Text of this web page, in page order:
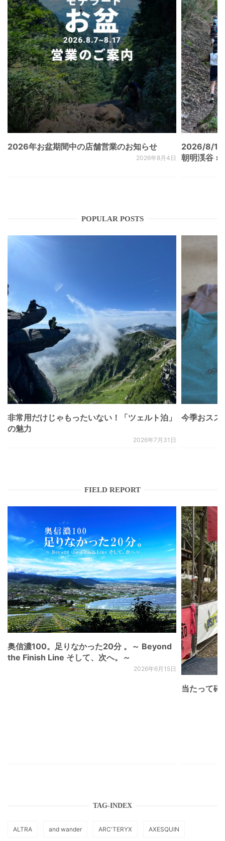
2026年お盆期間中の店舗営業のお知らせ
2026年8月4日
2026/8/
朝明渓谷 ×
POPULAR POSTS
非常用だけじゃもったいない！「ツェルト泊」
の魅力
2026年7月31日
今季おスス
FIELD REPORT
奥信濃100。足りなかった20分 。～ Beyond
the Finish Line そして、次へ。～
2026年6月15日
当たって砕
TAG-INDEX
ALTRA and wander ARC'TERYX AXESQUIN